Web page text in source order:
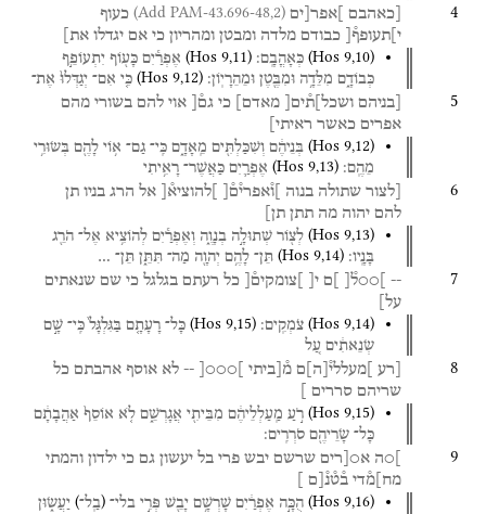
4 [כאהבם ]אפר[ים (Add PAM-43.696-48,2)
כעוף
י]תעופף֯[
כבודם מלדה ומבטן ומהריון כי אם יגדלו את]
(Hos 9,10) כְּאָהֳבָֽם׃ (Hos 9,11) אֶפְרַ֕יִם כָּע֖וֹף יִתְעוֹפֵ֣ף
כְּבוֹדָ֑ם מִלֵּדָ֥ה וּמִבֶּ֖טֶן וּמֵהֵרָיֽוֹן׃ (Hos 9,12) כִּ֤י אִם־ יְגַדְּלוּ֙ אֶת־
5 [בניהם ושכל]ת֯ים[ מאדם] כי גם֯[ אוי להם בשורי מהם
אפרים כאשר ראיתי]
(Hos 9,12) בְּנֵיהֶ֔ם וְשִׁכַּלְתִּ֖ים מֵֽאָדָ֑ם כִּֽי־ גַם־ א֥וֹי לָהֶ֖ם בְּשׂוּרִ֥י
מֵהֶֽם׃
(Hos 9,13) אֶפְרַ֛יִם כַּאֲשֶׁר־ רָאִ֥יתִי
6 [לצור שתולה בנוה ]ו֯אפרי֯ם֯[ ]להוציא֯[ אל הרג בניו תן
להם יהוה מה תתן תן]
(Hos 9,13) לְצ֖וֹר שְׁתוּלָ֣ה בְנָוֶ֑ה וְאֶפְרַ֕יִם לְהוֹצִ֥יא אֶל־ הֹרֵ֖ג
בָּנָֽיו׃
(Hos 9,14) תֵּן־ לָהֶ֥ם יְהוָ֖ה מַה־ תִּתֵּ֑ן תֵּן־ …
7
-- ]○○ל֯[ ]ם י[ ]צומקים֯[ כל רעתם בגלגל כי שם שנאתים
על]
(Hos 9,14) צֹמְקִֽים׃ (Hos 9,15) כָּל־ רָעָתָ֤ם בַּגִּלְגָּל֙ כִּֽי־ שָׁ֣ם
שְׂנֵאתִ֔ים עַ֚ל
8 [רע ]מעללי֯ ה ם מ֯[ביתי ]○○○[
-- לא אוסף אהבתם כל
שריהם סררים
(Hos 9,15) רֹ֣עַ מַֽעַלְלֵיהֶ֔ם מִבֵּיתִ֖י אֲגָרְשֵׁ֑ם לֹ֤א אוֹסֵף֙ אַהֲבָתָ֔ם
כָּל־ שָׂרֵיהֶ֖ם סֹרְרִֽים׃
9 ]○ה א○[רים שרשם יבש פרי בל יעשון גם כי ילדון והמתי
מח]מ֯די ב֯ט֯נ֯[ם
(Hos 9,16) הֻכָּ֣ה אֶפְרַ֔יִם שָׁרְשָׁ֥ם יָבֵ֖שׁ פְּרִ֣י בלי־ (בַֽל־) יַעֲשׂ֑וּן